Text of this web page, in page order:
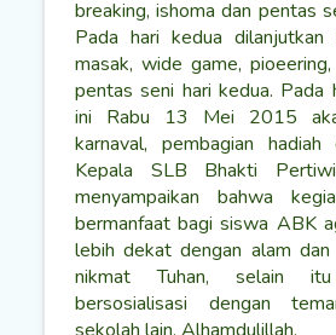
breaking, ishoma dan pentas
Pada hari kedua dilanjutkan
masak, wide game,
pentas seni hari kedua. Pada
ini Rabu 13 Mei 2015
karnaval, pembagian hadiah
Kepala SLB Bhakti
menyampaikan bahwa
bermanfaat bagi siswa ABK
lebih dekat dengan alam dan
nikmat Tuhan, selain
bersosialisasi dengan